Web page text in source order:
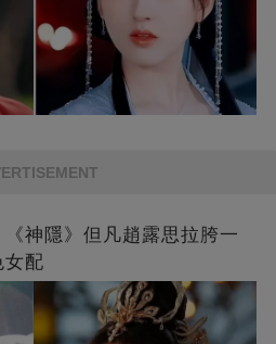
神隱》但凡趙露思拉胯一
女配